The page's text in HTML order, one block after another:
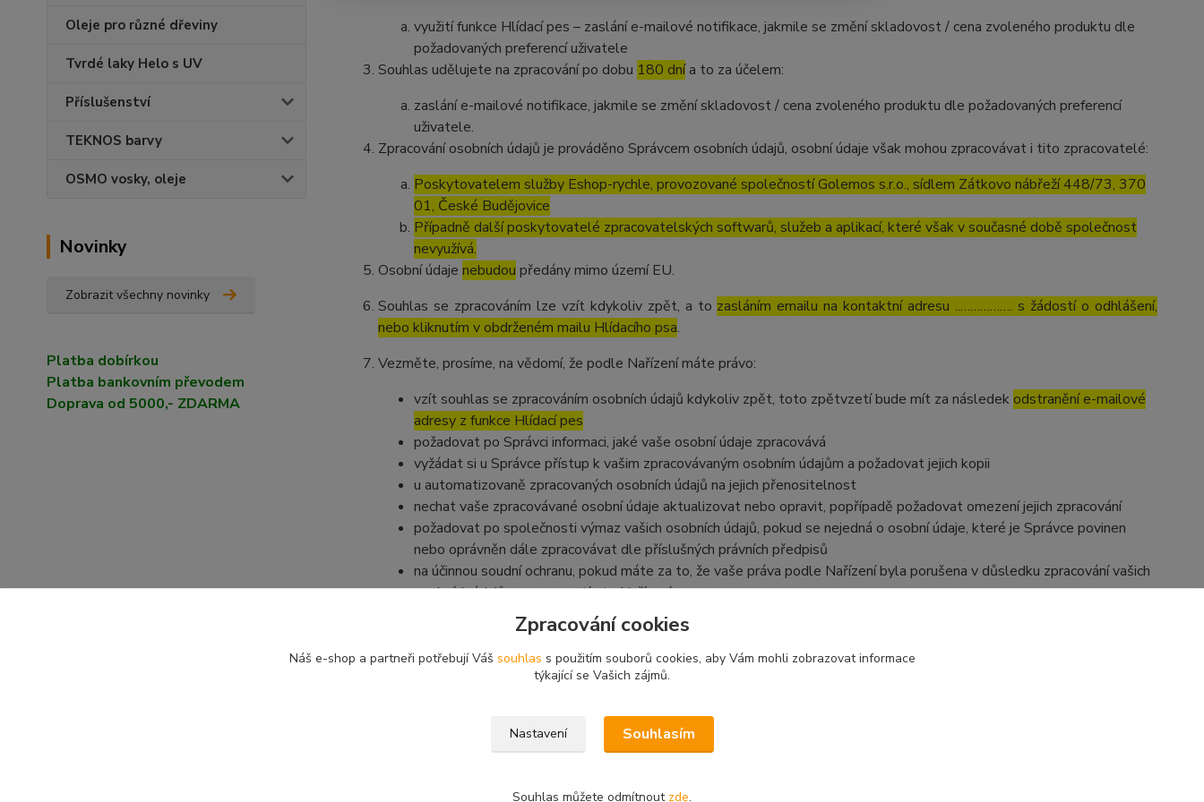
Oleje pro různé dřeviny
Tvrdé laky Helo s UV
Příslušenství
TEKNOS barvy
OSMO vosky, oleje
Novinky
Zobrazit všechny novinky
Platba dobírkou
Platba bankovním převodem
Doprava od 5000,- ZDARMA
využití funkce Hlídací pes – zaslání e-mailové notifikace, jakmile se změní skladovost / cena zvoleného produktu dle
požadovaných preferencí uživatele
Souhlas udělujete na zpracování po dobu 180 dnía to za účelem:
zaslání e-mailové notifikace, jakmile se změní skladovost / cena zvoleného produktu dle požadovaných preferencí
uživatele.
Zpracování osobních údajů je prováděno Správcem osobních údajů, osobní údaje však mohou zpracovávat i tito zpracovatelé:
Poskytovatelem služby Eshop-rychle, provozované společností Golemos s.r.o., sídlem Zátkovo nábřeží 448/73, 370
01, České Budějovice
Případně další poskytovatelé zpracovatelských softwarů, služeb a aplikací, které však v současné době společnost
nevyužívá.
Osobní údaje nebudou předány mimo území EU.
Souhlas se zpracováním lze vzít kdykoliv zpět, a to zasláním emailu na kontaktní adresu ..……………. s žádostí o odhlášení,
nebo kliknutím v obdrženém mailu Hlídacího psa.
Vezměte, prosíme, na vědomí, že podle Nařízení máte právo:
vzít souhlas se zpracováním osobních údajů kdykoliv zpět, toto zpětvzetí bude mít za následek odstranění e-mailové
adresy z funkce Hlídací pes
požadovat po Správci informaci, jaké vaše osobní údaje zpracovává
vyžádat si u Správce přístup k vašim zpracovávaným osobním údajům a požadovat jejich kopii
u automatizovaně zpracovaných osobních údajů na jejich přenositelnost
nechat vaše zpracovávané osobní údaje aktualizovat nebo opravit, popřípadě požadovat omezení jejich zpracování
požadovat po společnosti výmaz vašich osobních údajů, pokud se nejedná o osobní údaje, které je Správce povinen
nebo oprávněn dále zpracovávat dle příslušných právních předpisů
na účinnou soudní ochranu, pokud máte za to, že vaše práva podle Nařízení byla porušena v důsledku zpracování vašich
osobních údajů v rozporu s tímto Nařízením
v případě pochybností o dodržování povinností souvisejících se zpracováním osobních údajů se obrátit na Správce nebo
na Úřad pro ochranu osobních údajů
Zpracování cookies
Náš e-shop a partneři potřebují Váš souhlas s použitím souborů cookies, aby Vám mohli zobrazovat informace
týkající se Vašich zájmů.
Nastavení Souhlasím
Souhlas můžete odmítnout zde.